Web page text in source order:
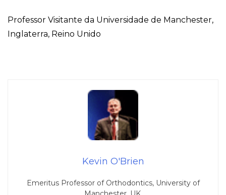
Professor Visitante da Universidade de Manchester,
Inglaterra, Reino Unido
Kevin O'Brien
Emeritus Professor of Orthodontics, University of